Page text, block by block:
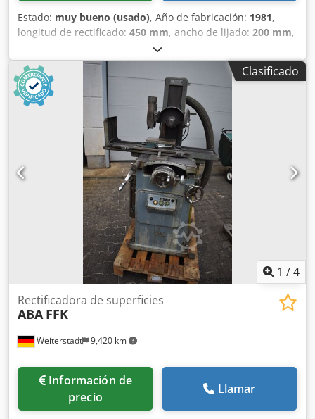
de carreras en vacío y de pasadas de acabado, Valor de
avance para el ajuste fino por pasos
Estado: muy bueno (usado), Año de fabricación: 1981,
longitud de rectificado: 450 mm, ancho de lijado: 200 mm,
, tensión de entrada:
Rectificadora plana de precisión Mitsui Fabricante: Mitsui
MGG CO.LTD Tipo: MSG-250M Año de fabricación: 1981-10
Ancho máximo de rectificado: 200 mm Longitud máxima de
rectificado: 450 mm Desplazamiento longitudinal máximo
de la mesa: 500 mm Desplazamiento transversal máximo
de la mesa: 250 mm Recorrido de mesa por vuelta de
volante: 6 mm/vuelta Velocidad del husillo de rectificado:
2.900 rpm, 50 Hz Diámetro estándar de la muela: 200 mm
Ancho de la muela: 25 mm Velocidad de la muela: 2.900
rpm, 50 Hz Diámetro del orificio de la muela: 31,75 mm
Potencia eléctrica: 2 HP, 1,5 kW, 4 polos, 200 V, trifásica
Codpowvga Njfx Apcsrf Peso: aprox. 1.050 kg
Clasificado
1 /4
Weiterstadt 9,420 km
Rectificadora de superficies
ABA FFK
Información de
precio
Llamar